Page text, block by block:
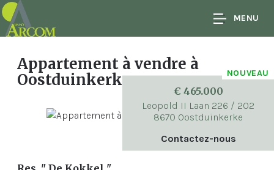
MENU
Appartement à vendre à
Oostduinkerke
€ 465.000
Leopold II Laan 226 / 202
8670 Oostduinkerke
Contactez-nous
NOUVEAU